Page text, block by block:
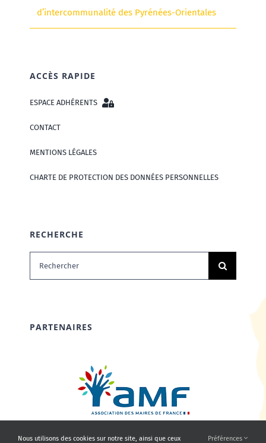
d’intercommunalité des Pyrénées-Orientales
ACCÈS RAPIDE
ESPACE ADHÉRENTS
CONTACT
MENTIONS LÉGALES
CHARTE DE PROTECTION DES DONNÉES PERSONNELLES
RECHERCHE
Rechercher:
PARTENAIRES
Nous utilisons des cookies sur notre site, ainsi que ceux Préférences